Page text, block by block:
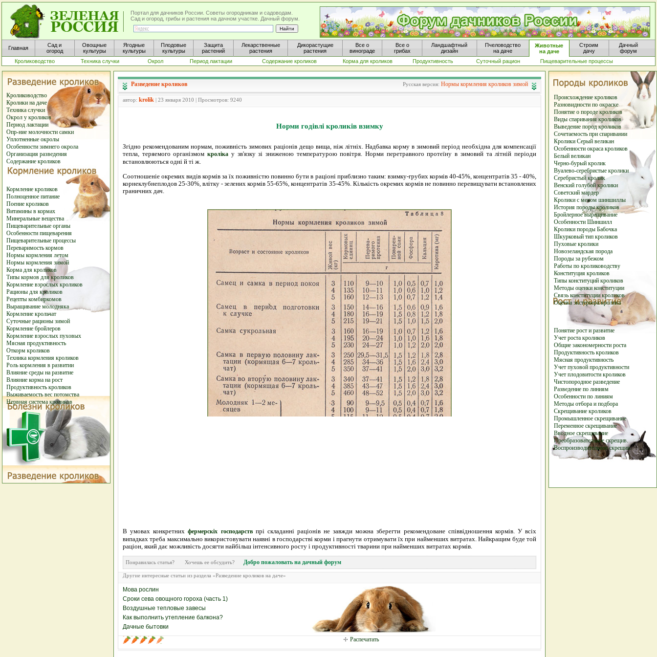
Портал для дачников России. Советы огородникам и садоводам.
Сад и огород, грибы и растения на дачном участке. Дачный форум.
Главная
Сад и
огород
Овощные
культуры
Ягодные
культуры
Плодовые
культуры
Защита
растений
Лекарственные
растения
Дикорастущие
растения
Все о
винограде
Все о
грибах
Ландшафтный
дизайн
Пчеловодство
на даче
Животные
на даче
Строим
дачу
Дачный
форум
Кролиководство
Техника случки Окрол Период лактации Содержание кроликов Корма для кроликов Продуктивность Суточный рацион Пищеварительные процессы
Кролиководство
Кролики на даче
Техника случки
Окрол у кроликов
Период лактации
Опр-ние молочности самки
Уплотненные окролы
Особенности зимнего окрола
Организация разведения
Содержание кроликов
Кормление кроликов
Полноценное питание
Поение кроликов
Витамины в кормах
Минеральные вещества
Пищеварительные органы
Особенности пищеварения
Пищеварительные процессы
Переваримость кормов
Нормы кормления летом
Нормы кормления зимой
Корма для кроликов
Типы кормов для кроликов
Кормление взрослых кроликов
Рационы для кроликов
Рецепты комбиркомов
Выращивание молодняка
Кормление крольчат
Суточные рационы зимой
Кормление бройлеров
Кормление взрослых пуховых
Мясная продуктивность
Откорм кроликов
Техника кормления кроликов
Роль кормления в развитии
Влияние среды на развитие
Влияние корма на рост
Продуктивность кроликов
Выживаемость вес потомства
Нервная система кроликов
Происхождение кроликов
Разновидности по окраске
Понятие о породе кроликов
Виды спаривания кроликов
Выведение пород кроликов
Сочетаемость при спаривании
Кролики Серый великан
Особенности окраса кроликов
Белый великан
Черно-бурый кролик
Вуалево-серебристые кролики
Серебристый кролик
Венский голубой кролики
Советский мардер
Кролики с мехом шиншиллы
История породы кроликов
Бройлерное выращивание
Особенности Шиншилл
Кролики породы Бабочка
Шкурковый тип кроликов
Пуховые кролики
Новозеландская порода
Породы за рубежом
Работы по кролиководству
Конституция кроликов
Типы конституций кроликов
Методы оценки конституции
Связь конституции кроликов
Оценка экстерьера кролика
Понятие рост и развитие
Учет роста кроликов
Общие закономерности роста
Продуктивность кроликов
Мясная продуктивность
Учет пуховой продуктивности
Учет плодовитости кроликов
Чистопородное разведение
Разведение по линиям
Особенности по линиям
Методы отбора и подбора
Скрещивание кроликов
Промышленное скрещивание
Переменное скрещивание
Вводное скрещивание
Преобразовательное скрещив.
Воспроизводительное скрещив.
Разведение кроликов Русская версия: Нормы кормления кроликов зимой
автор: krolik | 23 января 2010 | Просмотров: 9240
Норми годівлі кроликів взимку
Згідно рекомендованим нормам, поживність зимових раціонів дещо вища, ніж літніх. Надбавка корму в зимовий період необхідна для компенсації
тепла, теряемого організмомкроліка у зв'язку зі зниженою температурою повітря. Норми перетравного протеїну в зимовий та літній періоди
встановлюються одні й ті ж.
Соотношеніе окремих видів кормів за їх поживністю повинно бути в раціоні приблизно таким: взимку-грубих кормів 40-45%, концентратів 35 - 40%,
корнеклубнеплодов 25-30%, влітку - зелених кормів 55-65%, концентратів 35-45%. Кількість окремих кормів не повинно перевищувати встановлених
граничних дач.
В умовах конкретнихфермерскіх господарств прі складанні раціонів не завжди можна зберегти рекомендоване співвідношення кормів. У всіх
випадках треба максимально використовувати наявні в господарстві корми і прагнути отримувати їх при найменших витратах. Найкращим буде той
раціон, який дає можливість досягти найбільш інтенсивного росту і продуктивності тварини при найменших витратах кормів.
Понравилась статья? Хочешь ее обсудить? Добро пожаловать на дачный форум
Другие интересные статьи из раздела «Разведение кроликов на даче»
Мова рослин
Сроки сева овощного гороха (часть 1)
Воздушные тепловые завесы
Как выполнить утепление балкона?
Дачные бытовки
Распечатать